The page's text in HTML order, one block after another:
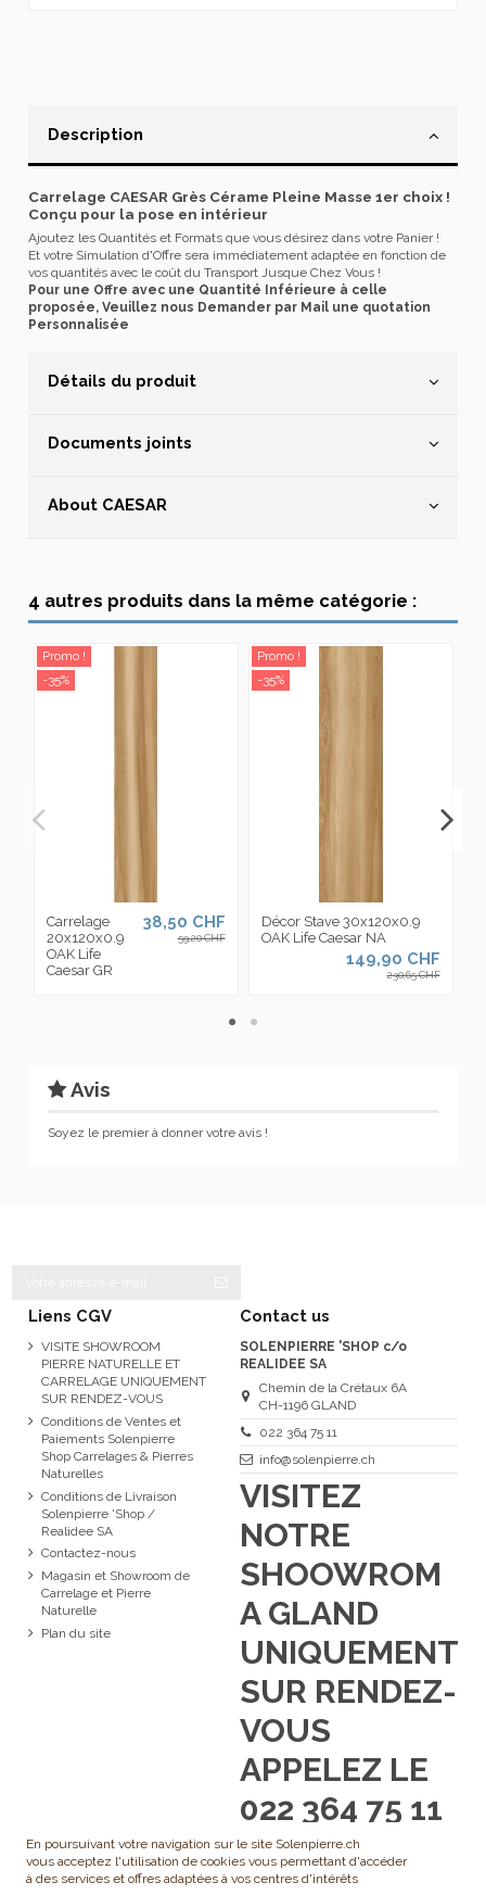
Description
Carrelage CAESAR Grès Cérame Pleine Masse 1er choix !
Conçu pour la pose en intérieur
Ajoutez les Quantités et Formats que vous désirez dans votre Panier !
Et votre Simulation d'Offre sera immédiatement adaptée en fonction de
vos quantités avec le coût du Transport Jusque Chez Vous !
Pour une Offre avec une Quantité Inférieure à celle
proposée, Veuillez nous Demander par Mail une quotation
Personnalisée
Détails du produit
Documents joints
About CAESAR
4 autres produits dans la même catégorie :
Promo !
-35%
Carrelage
20x120x0.9
OAK Life
Caesar GR
38,50 CHF
59,20 CHF
Promo !
-35%
Décor Stave 30x120x0.9
OAK Life Caesar NA
149,90 CHF
230,65 CHF
Avis
Soyez le premier à donner votre avis !
Liens CGV
VISITE SHOWROOM
PIERRE NATURELLE ET
CARRELAGE UNIQUEMENT
SUR RENDEZ-VOUS
Conditions de Ventes et
Paiements Solenpierre
Shop Carrelages & Pierres
Naturelles
Conditions de Livraison
Solenpierre 'Shop /
Realidee SA
Contactez-nous
Magasin et Showroom de
Carrelage et Pierre
Naturelle
Plan du site
Contact us
SOLENPIERRE 'SHOP c/o
REALIDEE SA
Chemin de la Crétaux 6A
CH-1196 GLAND
022 364 75 11
info@solenpierre.ch
VISITEZ
NOTRE
SHOOWROM
A GLAND
UNIQUEMENT
SUR RENDEZ-
VOUS
APPELEZ LE
022 364 75 11
En poursuivant votre navigation sur le site Solenpierre.ch
vous acceptez l'utilisation de cookies vous permettant d'accéder
à des services et offres adaptées à vos centres d'intérêts